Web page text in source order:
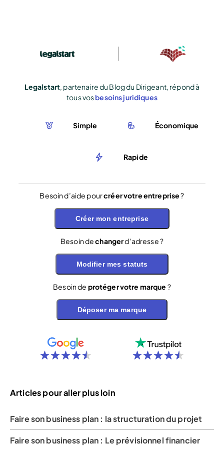
Legalstart, partenaire du Blog du Dirigeant, répond à
tous vosbesoins juridiques
Simple Économique
Rapide
Besoin d’aide pourcréer votre entreprise?
Créer mon entreprise
Besoin dechangerd’adresse ?
Modifier mes statuts
Besoin de protéger votre marque ?
Déposer ma marque
Articles pour aller plus loin
Faire son business plan : la structuration du projet
Faire son business plan : Le prévisionnel financier